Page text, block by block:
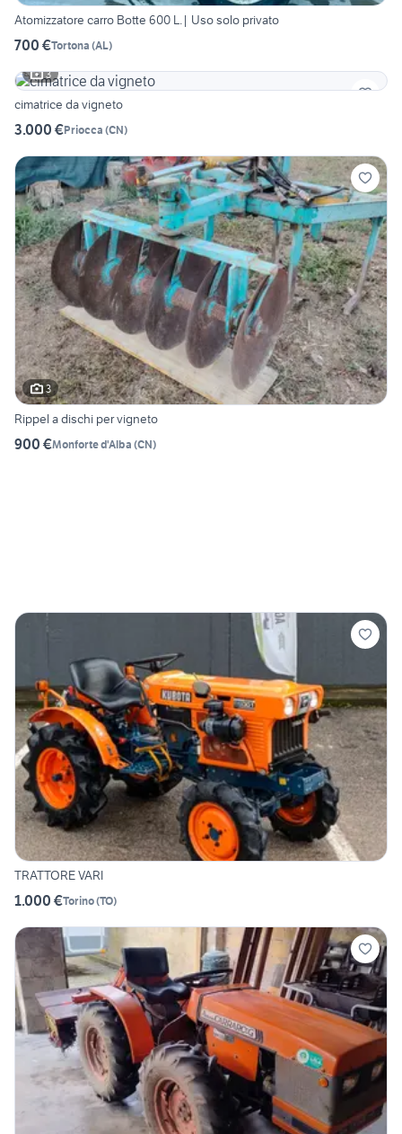
Atomizzatore carro Botte 600 L.| Uso solo privato
700 €Tortona (AL)
3
cimatrice da vigneto
3.000 €Priocca (CN)
3
Rippel a dischi per vigneto
900 €Monforte d'Alba (CN)
TRATTORE VARI
1.000 €Torino(TO)